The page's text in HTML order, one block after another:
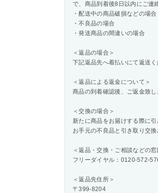
で、商品到着後8日以内にご連
・配送中の商品破損などの場合
・不良品の場合
・発送商品の間違いの場合
＜返品の場合＞
下記返品先へ着払いにて返送く
＜返品による返金について＞
商品の到着確認後、ご返金致し
＜交換の場合＞
新たに商品をお届けする際に
お手元の不良品と引き取り交換
＜返品・交換・ご相談などの窓
フリーダイヤル：0120-572-
＜返品先住所＞
〒399-8204